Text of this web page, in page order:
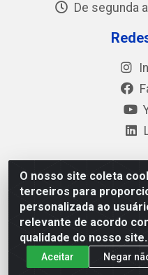
O nosso site coleta
terceiros para
personalizada ao
relevante de acordo
qualidade do nosso site.
Aceitar
Negar
De segunda
Polimold Industrial Ltda -
Bernardo do Campo /